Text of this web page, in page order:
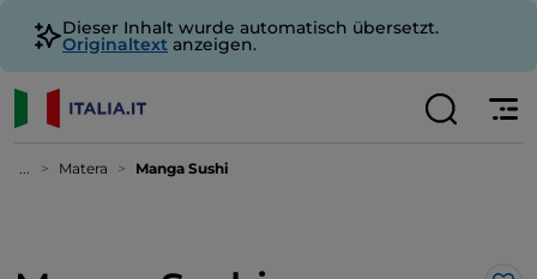
Dieser Inhalt wurde automatisch übersetzt.
Originaltext anzeigen.
... Matera Manga Sushi